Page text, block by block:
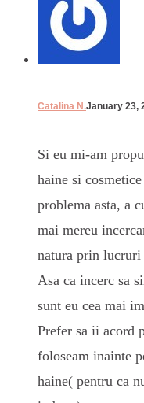
Catalina N.January 23,
Si eu mi-am
haine si
problema asta, a
mai mereu
natura prin lucruri
Asa ca incerc sa
sunt eu cea mai
Prefer sa ii acord
foloseam inainte
haine( pentru ca